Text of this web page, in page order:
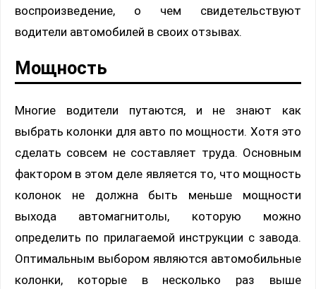
воспроизведение, о чем свидетельствуют
водители автомобилей в своих отзывах.
Мощность
Многие водители путаются, и не знают как
выбрать колонки для авто по мощности. Хотя это
сделать совсем не составляет труда. Основным
фактором в этом деле является то, что мощность
колонок не должна быть меньше мощности
выхода автомагнитолы, которую можно
определить по прилагаемой инструкции с завода.
Оптимальным выбором являются автомобильные
колонки, которые в несколько раз выше